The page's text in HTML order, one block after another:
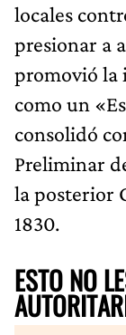
locales
presionar a
promovió la
como un
consolidó
Preliminar
la posterior
1830.
ESTO NO